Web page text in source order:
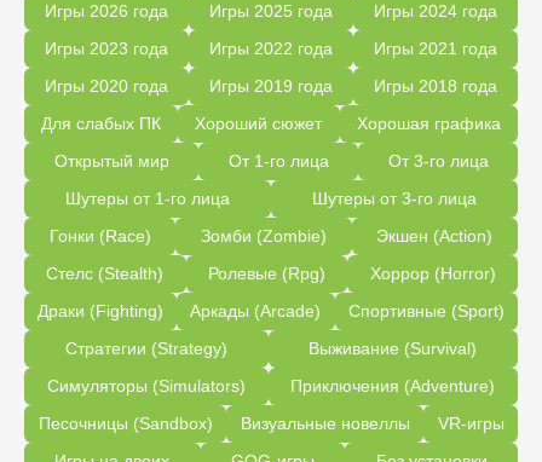
Игры 2026 года
Игры 2025 года
Игры 2024 года
Игры 2023 года
Игры 2022 года
Игры 2021 года
Игры 2020 года
Игры 2019 года
Игры 2018 года
Для слабых ПК
Хороший сюжет
Хорошая графика
Открытый мир
От 1-го лица
От 3-го лица
Шутеры от 1-го лица
Шутеры от 3-го лица
Гонки (Race)
Зомби (Zombie)
Экшен (Action)
Стелс (Stealth)
Ролевые (Rpg)
Хоррор (Horror)
Драки (Fighting)
Аркады (Arcade)
Спортивные (Sport)
Стратегии (Strategy)
Выживание (Survival)
Симуляторы (Simulators)
Приключения (Adventure)
Песочницы (Sandbox)
Визуальные новеллы
VR-игры